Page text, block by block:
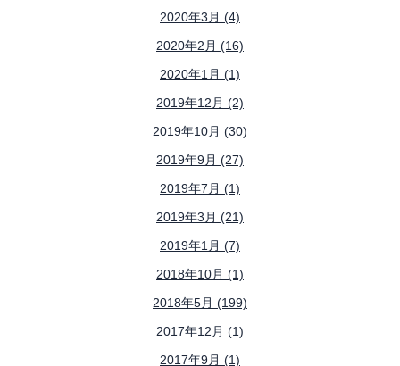
2020年3月 (4)
2020年2月 (16)
2020年1月 (1)
2019年12月 (2)
2019年10月 (30)
2019年9月 (27)
2019年7月 (1)
2019年3月 (21)
2019年1月 (7)
2018年10月 (1)
2018年5月 (199)
2017年12月 (1)
2017年9月 (1)